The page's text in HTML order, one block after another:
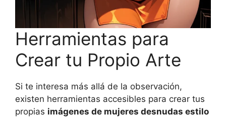
Herramientas para
Crear tu Propio Arte
Si te interesa más allá de la observación,
existen herramientas accesibles para crear tus
propias imágenes de mujeres desnudas estilo